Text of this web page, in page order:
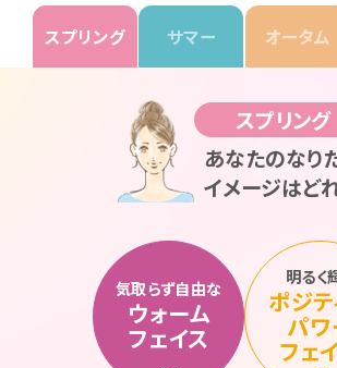
スプリング サマー オータム
スプリング
あなたのなり
イメージはど
気取らず自由な
ウォーム
フェイス
明るく
ポジテ
パワ
フェ